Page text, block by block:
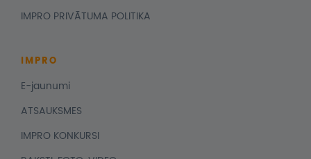
IMPRO PRIVĀTUMA POLITIKA
IMPRO
E-jaunumi
ATSAUKSMES
IMPRO KONKURSI